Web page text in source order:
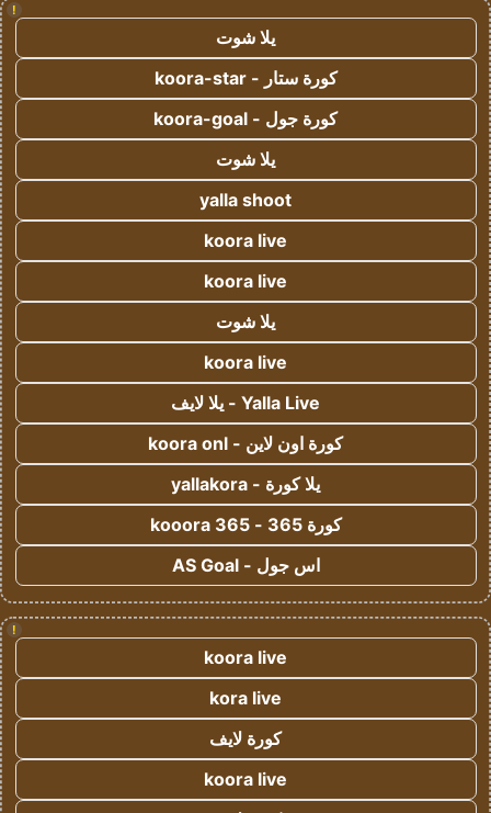
!
يلا شوت
كورة ستار - koora-star
كورة جول - koora-goal
يلا شوت
yalla shoot
koora live
koora live
يلا شوت
koora live
Yalla Live - يلا لايف
كورة اون لاين - koora onl
يلا كورة - yallakora
كورة 365 - kooora 365
اس جول - AS Goal
!
koora live
kora live
كورة لايف
koora live